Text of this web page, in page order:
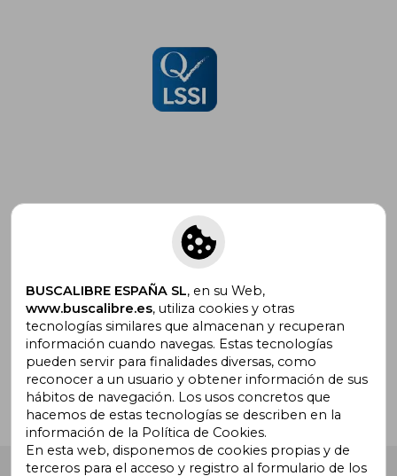
Suscríbete para recibir ofertas y
promociones
¿Necesitas ayuda?
Ir a Centro de Soporte
Buscalibre España . Calle Energía, 65, Nave 3 (08940),
BUSCALIBRE ESPAÑA SL, en su Web,
www.buscalibre.es, utiliza cookies y otras
tecnologías similares que almacenan y recuperan
información cuando navegas. Estas tecnologías
pueden servir para finalidades diversas, como
reconocer a un usuario y obtener información de sus
hábitos de navegación. Los usos concretos que
hacemos de estas tecnologías se describen en la
información de la Política de Cookies.
En esta web, disponemos de cookies propias y de
terceros para el acceso y registro al formulario de los